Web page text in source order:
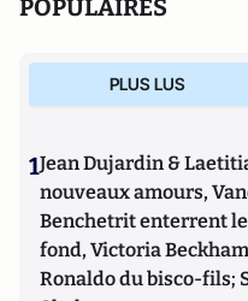
POPULAIRES
PLUS LUS
1Jean Dujardin &
nouveaux amours,
Benchetrit enterrent
fond, Victoria
Ronaldo du bisco-fils;